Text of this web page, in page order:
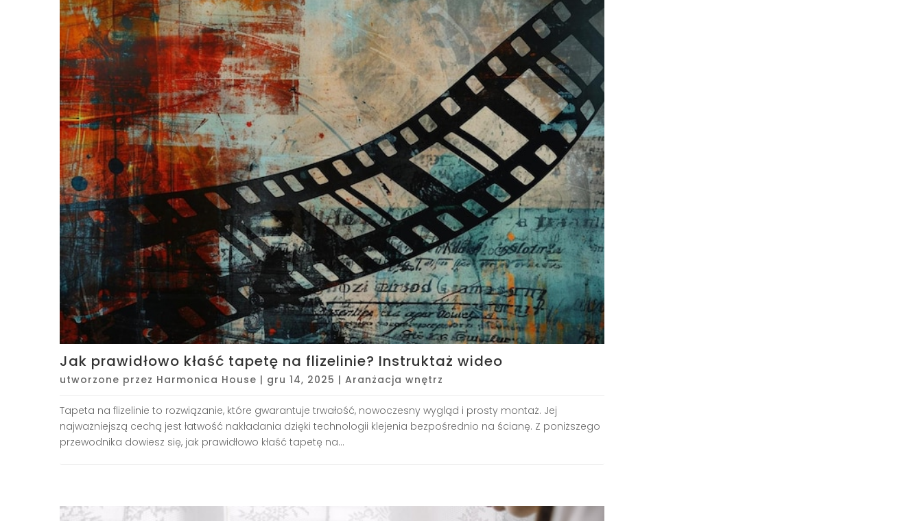
Jak prawidłowo kłaść tapetę na flizelinie? Instruktaż wideo
utworzone przez Harmonica House | gru 14, 2025 | Aranżacja wnętrz
Tapeta na flizelinie to rozwiązanie, które gwarantuje trwałość, nowoczesny wygląd i prosty montaż. Jej
najważniejszą cechą jest łatwość nakładania dzięki technologii klejenia bezpośrednio na ścianę. Z poniższego
przewodnika dowiesz się, jak prawidłowo kłaść tapetę na...